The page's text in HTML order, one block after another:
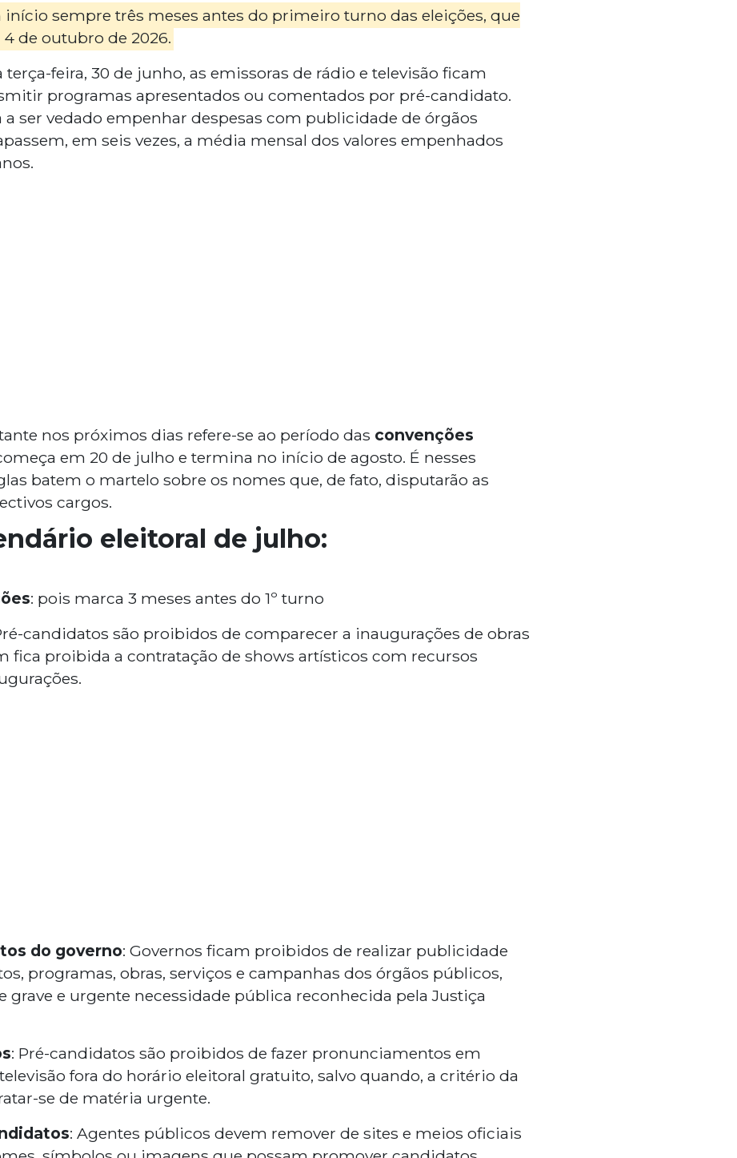
sempre três meses antes do primeiro turno das eleições, que
de outubro de 2026.
terça-feira, 30 de junho, as emissoras de rádio e televisão ficam
programas apresentados ou comentados por pré-candidato.
a ser vedado empenhar despesas com publicidade de órgãos
em seis vezes, a média mensal dos valores empenhados
nos próximos dias refere-se ao período das convenções
em 20 de julho e termina no início de agosto. É nesses
batem o martelo sobre os nomes que, de fato, disputarão as
cargos.
eleitoral de julho:
: pois marca 3 meses antes do 1º turno
candidatos são proibidos de comparecer a inaugurações de obras
fica proibida a contratação de shows artísticos com recursos
do governo: Governos ficam proibidos de realizar publicidade
programas, obras, serviços e campanhas dos órgãos públicos,
grave e urgente necessidade pública reconhecida pela Justiça
: Pré-candidatos são proibidos de fazer pronunciamentos em
fora do horário eleitoral gratuito, salvo quando, a critério da
se de matéria urgente.
: Agentes públicos devem remover de sites e meios oficiais